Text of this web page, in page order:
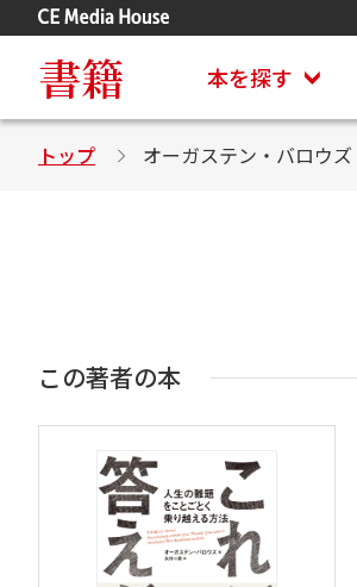
書籍 本を探す
トップ オーガステン・バロウズ
この著者の本